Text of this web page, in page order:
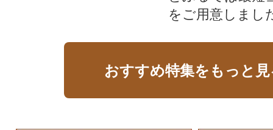
をご用意しまし
おすすめ特集をもっと